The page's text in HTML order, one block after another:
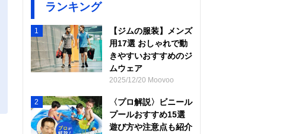
ランキング
1
【ジムの服装】メンズ
用17選 おしゃれで動
きやすいおすすめのジ
ムウェア
2025/12/20 Moovoo
2
〈プロ解説〉ビニール
プールおすすめ15選
遊び方や注意点も紹介